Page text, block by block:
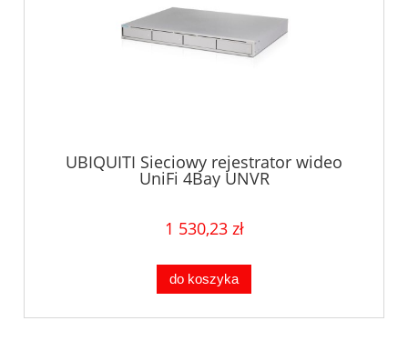
UBIQUITI Sieciowy rejestrator wideo
UniFi 4Bay UNVR
1 530,23 zł
do koszyka